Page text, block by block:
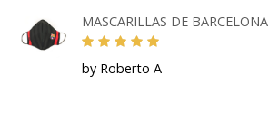
MASCARILLAS DE BARCELONA
by Roberto A